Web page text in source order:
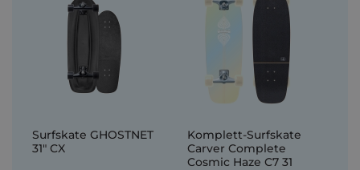
Surfskate GHOSTNET
31" CX
Komplett-Surfskate
Carver Complete
Cosmic Haze C7 31